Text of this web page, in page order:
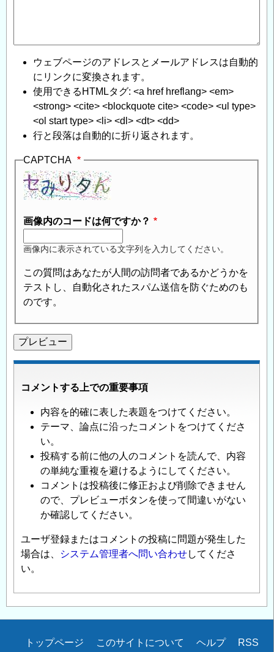
ウェブページのアドレスとメールアドレスは自動的
にリンクに変換されます。
使用できるHTMLタグ: <a href hreflang> <em>
<strong> <cite> <blockquote cite> <code> <ul type>
<ol start type> <li> <dl> <dt> <dd>
行と段落は自動的に折り返されます。
CAPTCHA
画像内のコードは何ですか？
画像内に表示されている文字列を入力してください。
この質問はあなたが人間の訪問者であるかどうかを
テストし、自動化されたスパム送信を防ぐためのも
のです。
コメントする上での重要事項
内容を的確に表した表題をつけてください。
テーマ、論点に沿ったコメントをつけてくださ
い。
投稿する前に他の人のコメントを読んで、内容
の単純な重複を避けるようにしてください。
コメントは投稿後に修正および削除できません
ので、プレビューボタンを使って間違いがない
か確認してください。
ユーザ登録またはコメントの投稿に問題が発生した
場合は、
システム管理者へ問い合わせしてくださ
い。
Secondary
トップページ このサイトについて ヘルプ RSS